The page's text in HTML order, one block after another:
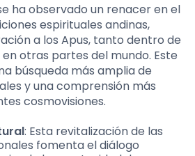
ha observado un renacer en el
espirituales andinas,
a los Apus, tanto dentro de
otras partes del mundo. Este
búsqueda más amplia de
y una comprensión más
cosmovisiones.
: Esta revitalización de las
fomenta el diálogo